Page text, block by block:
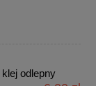
odlepny